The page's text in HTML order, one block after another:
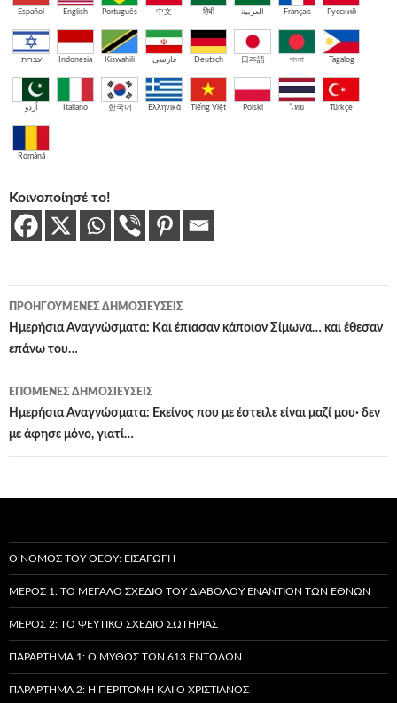
Español English Português 中文 हिंदी العربية Français Русский
עברית Indonesia Kiswahili فارسی Deutsch 日本語 বাংলা Tagalog
اُردو Italiano 한국어 Ελληνικά Tiếng Việt Polski ไทย Türkçe
Română
Κοινοποίησέ το!
Πλοήγηση
άρθρων
ΠΡΟΗΓΟΎΜΕΝΕΣ ΔΗΜΟΣΙΕΎΣΕΙΣ
Ημερήσια Αναγνώσματα: Και έπιασαν κάποιον Σίμωνα… και έθεσαν
επάνω του…
ΕΠΌΜΕΝΕΣ ΔΗΜΟΣΙΕΎΣΕΙΣ
Ημερήσια Αναγνώσματα: Εκείνος που με έστειλε είναι μαζί μου· δεν
με άφησε μόνο, γιατί…
Ο ΝΌΜΟΣ ΤΟΥ ΘΕΟΎ: ΕΙΣΑΓΩΓΉ
ΜΈΡΟΣ 1: ΤΟ ΜΕΓΆΛΟ ΣΧΈΔΙΟ ΤΟΥ ΔΙΑΒΌΛΟΥ ΕΝΑΝΤΊΟΝ ΤΩΝ ΕΘΝΏΝ
ΜΈΡΟΣ 2: ΤΟ ΨΕΎΤΙΚΟ ΣΧΈΔΙΟ ΣΩΤΗΡΊΑΣ
ΠΑΡΆΡΤΗΜΑ 1: Ο ΜΎΘΟΣ ΤΩΝ 613 ΕΝΤΟΛΏΝ
ΠΑΡΆΡΤΗΜΑ 2: Η ΠΕΡΙΤΟΜΉ ΚΑΙ Ο ΧΡΙΣΤΙΑΝΌΣ